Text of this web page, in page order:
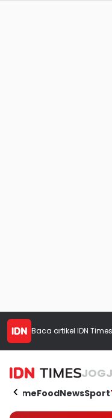
Baca artikel IDN Times
HomeFoodNewsSport